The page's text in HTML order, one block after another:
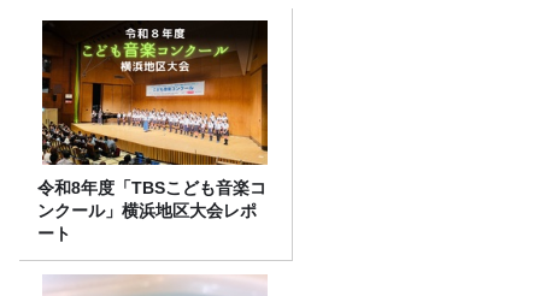
令和8年度「TBSこども音楽コ
ンクール」横浜地区大会レポ
ート